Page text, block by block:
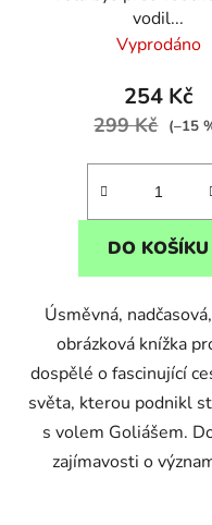
vodil...
Vyprodáno
254 Kč
299 Kč (–15
DO KOŠÍKU
Úsměvná,
obrázková knížka
dospělé o fascinující
světa, kterou podnikl
s volem Goliášem.
zajímavosti o